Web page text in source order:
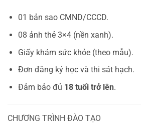
01 bản sao CMND/CCCD.
08 ảnh thẻ 3×4 (nền xanh).
Giấy khám sức khỏe (theo mẫu).
Đơn đăng ký học và thi sát hạch.
Đảm bảo đủ 18 tuổi trở lên.
CHƯƠNG TRÌNH ĐÀO TẠO